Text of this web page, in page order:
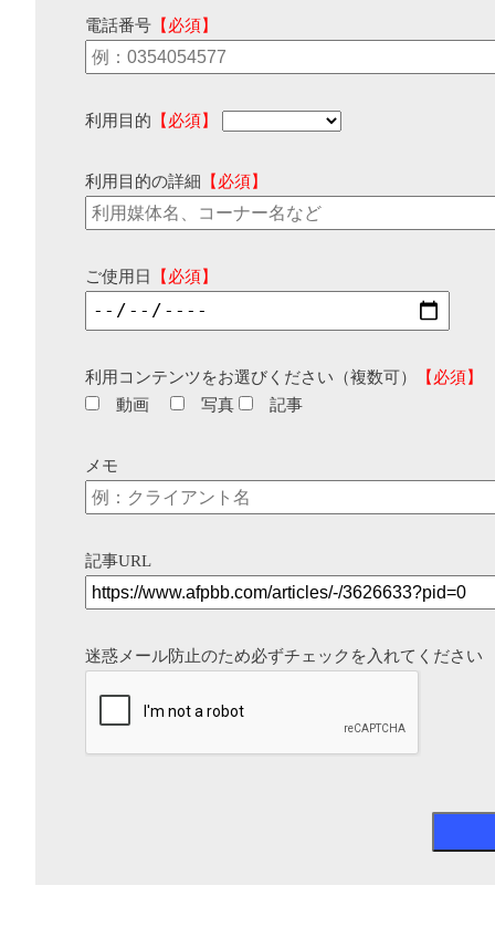
電話番号 【必須】
利用目的 【必須】
利用目的の詳細 【必須】
ご使用日 【必須】
利用コンテンツをお選びください（複数可）
【必須】
動画
写真 記事
メモ
記事URL
迷惑メール防止のため必ずチェックを入れてください